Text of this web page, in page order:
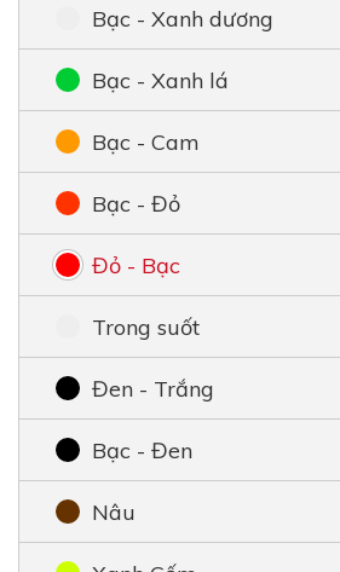
Bạc - Xanh dương
Bạc - Xanh lá
Bạc - Cam
Bạc - Đỏ
Đỏ - Bạc
Trong suốt
Đen - Trắng
Bạc - Đen
Nâu